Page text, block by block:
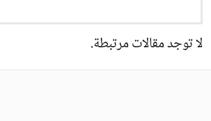
لا توجد مقالات مرتبطة.